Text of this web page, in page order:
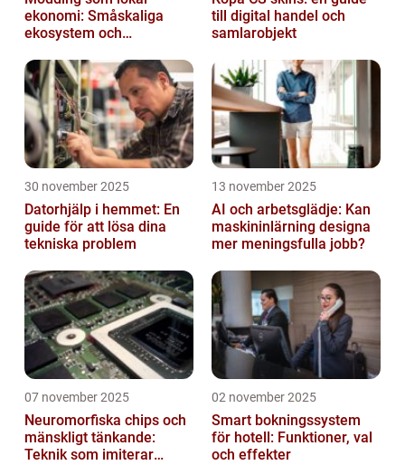
ekonomi: Småskaliga
ekosystem och
till digital handel och
samlarobjekt
30 november 2025
Datorhjälp i hemmet: En
guide för att lösa dina
tekniska problem
13 november 2025
AI och arbetsglädje: Kan
maskininlärning designa
mer meningsfulla jobb?
07 november 2025
Neuromorfiska chips och
mänskligt tänkande:
Teknik som imiterar
02 november 2025
Smart bokningssystem
för hotell: Funktioner, val
och effekter